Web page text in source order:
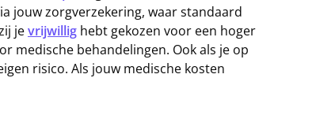
jouw zorgverzekering, waar standaard
jevrijwillig hebt gekozen voor een hoger
medische behandelingen. Ook als je op
risico. Als jouw medische kosten